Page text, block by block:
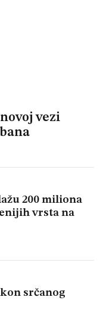
vezi
200 miliona
vrsta na
srčanog